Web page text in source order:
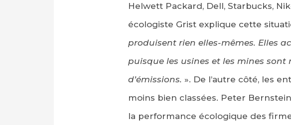
Helwett Packard, Dell, Starbucks,
écologiste Grist explique cette
produisent rien elles-mêmes. Elles
puisque les usines et les mines
d’émissions. ». De l’autre côté, les
moins bien classées. Peter
la performance écologique des